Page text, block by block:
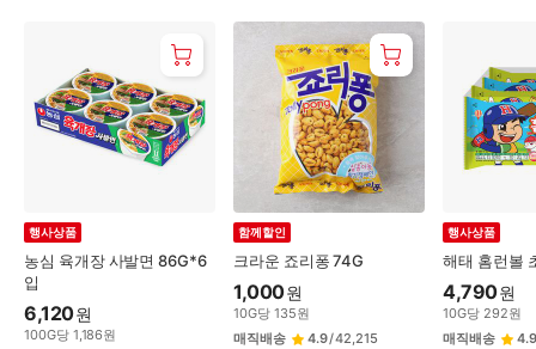
농심 육개장 사발면 86G*6
입
행사상품
6,120원
100G당 1,186원
크라운 죠리퐁 74G
함께할인
1,000원
10G당 135원
매직배송
4.9/42,215
해태 홈런볼
행사상품
4,790원
10G당 292원
매직배송
4.9